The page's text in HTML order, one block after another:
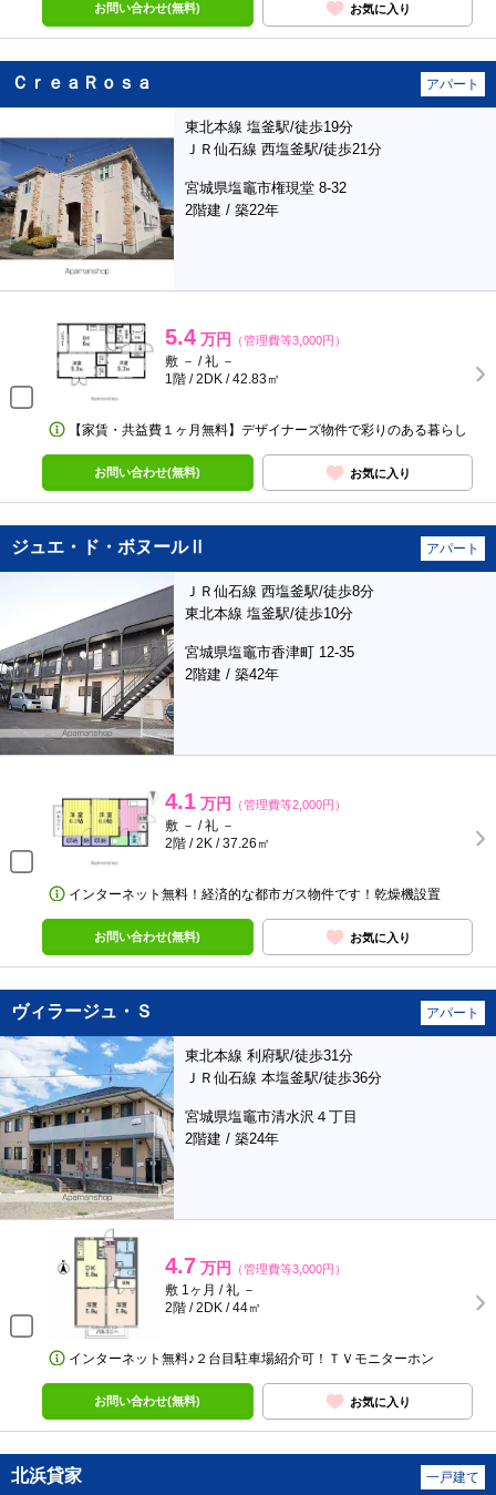
お問い合わせ(無料) お気に入り
ＣｒｅａＲｏｓａ アパート
東北本線 塩釜駅/徒歩19分
ＪＲ仙石線 西塩釜駅/徒歩21分
宮城県塩竈市権現堂 8-32
2階建 / 築22年
5.4 万円 （管理費等3,000円）
敷 － / 礼 －
1階 / 2DK / 42.83㎡
【家賃・共益費１ヶ月無料】デザイナーズ物件で彩りのある暮らし
お問い合わせ(無料) お気に入り
ジュエ・ド・ボヌールⅡ アパート
ＪＲ仙石線 西塩釜駅/徒歩8分
東北本線 塩釜駅/徒歩10分
宮城県塩竈市香津町 12-35
2階建 / 築42年
4.1 万円 （管理費等2,000円）
敷 － / 礼 －
2階 / 2K / 37.26㎡
インターネット無料！経済的な都市ガス物件です！乾燥機設置
お問い合わせ(無料) お気に入り
ヴィラージュ・Ｓ アパート
東北本線 利府駅/徒歩31分
ＪＲ仙石線 本塩釜駅/徒歩36分
宮城県塩竈市清水沢４丁目
2階建 / 築24年
4.7 万円 （管理費等3,000円）
敷 1ヶ月 / 礼 －
2階 / 2DK / 44㎡
インターネット無料♪２台目駐車場紹介可！ＴＶモニターホン
お問い合わせ(無料) お気に入り
北浜貸家 一戸建て